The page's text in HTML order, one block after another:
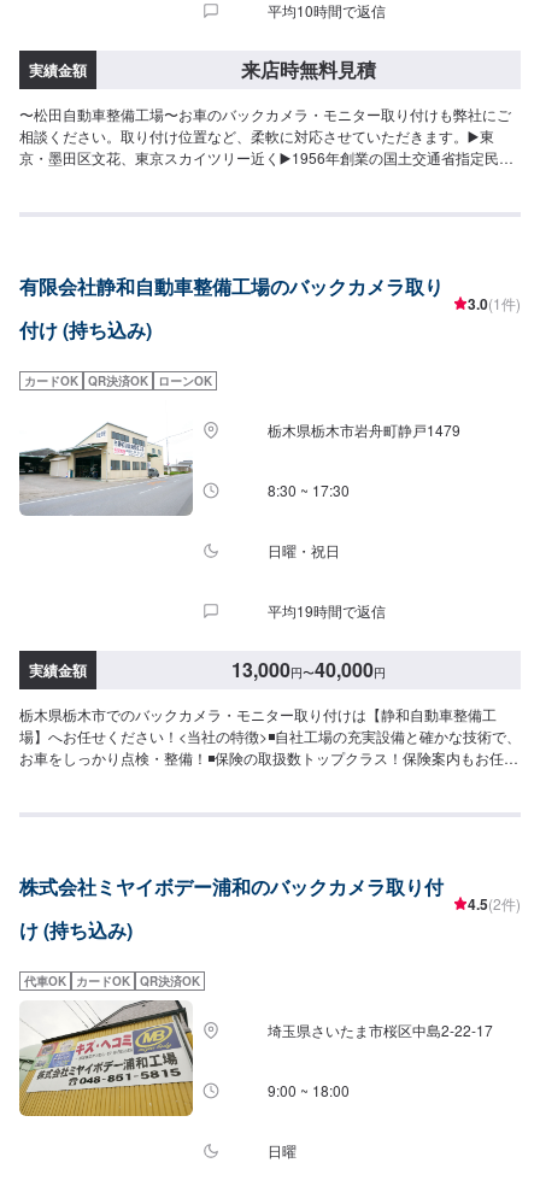
平均10時間で返信
実績金額 来店時無料見積
〜松田自動車整備工場〜お車のバックカメラ・モニター取り付けも弊社にご
相談ください。取り付け位置など、柔軟に対応させていただきます。▶️東
京・墨田区文花、東京スカイツリー近く▶️1956年創業の国土交通省指定民間
等、お車に関することならお任せください！「お車のかかりつけ医」として
となります。※状況により貸出できかねる場合がございます。【パーツについ
て】パーツ持ち込み・販売可能！持ち込み希望の方▶️オファーにてお車とパ
ーツの詳細をお送りください。ご購入希望の方▶️オファーにて車種情報をお
有限会社静和自動車整備工場のバックカメラ取り
付け (持ち込み)
3.0(1件)
カードOK QR決済OK ローンOK
栃木県栃木市岩舟町静戸1479
8:30 ~ 17:30
日曜・祝日
平均19時間で返信
実績金額 13,000円〜40,000円
栃木県栃木市でのバックカメラ・モニター取り付けは【静和自動車整備工
場】へお任せください！<当社の特徴>◾自社工場の充実設備と確かな技術で、
お車をしっかり点検・整備！◾保険の取扱数トップクラス！保険案内もお任せ
済ませたい…★お時間があまり取れない…などのご相談もお気軽にどうぞ！
～2日程度で納車となります。納期は前後する場合がございます。予めご了承
ください。-----代車について-----代車をご用意しています。お車の作業中は代
車をご利用ください。※代車の燃料代はお客様にご負担いただいておりま
い。駐車スペースは事務所前の空いているスペースに駐車してください。受
付はスタッフへ「メンテモで予約しました」とお伝えください。ご案内いた
します。【定休日・営業時間】定休日：日曜日、祝日営業時間：8:30~17:30
株式会社ミヤイボデー浦和のバックカメラ取り付
け (持ち込み)
4.5(2件)
代車OK カードOK QR決済OK
埼玉県さいたま市桜区中島2-22-17
9:00 ~ 18:00
日曜